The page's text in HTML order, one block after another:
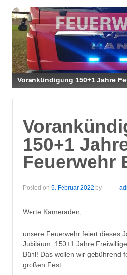
Vorankündigung 150+1 Jahre
150+1
Feuerwehr
Posted on 5. Februar 2022 by
Werte Kameraden,
unsere Feuerwehr feiert dieses
Jubiläum: 150+1 Jahre
Bühl! Das wollen wir gebührend
großen Fest.